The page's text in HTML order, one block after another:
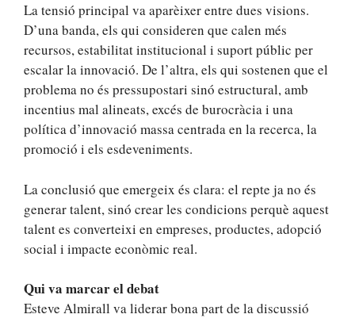
La tensió principal va aparèixer entre dues visions.
D’una banda, els qui consideren que calen més
recursos, estabilitat institucional i suport públic per
escalar la innovació. De l’altra, els qui sostenen que el
problema no és pressupostari sinó estructural, amb
incentius mal alineats, excés de burocràcia i una
política d’innovació massa centrada en la recerca, la
promoció i els esdeveniments.
La conclusió que emergeix és clara: el repte ja no és
generar talent, sinó crear les condicions perquè aquest
talent es converteixi en empreses, productes, adopció
social i impacte econòmic real.
Qui va marcar el debat
Esteve Almirall va liderar bona part de la discussió